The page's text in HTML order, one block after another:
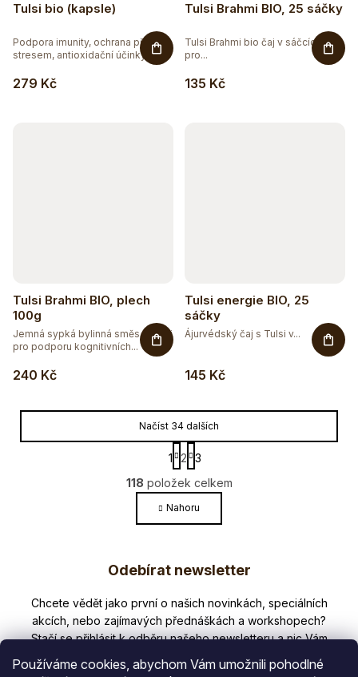
Používáme cookies, abychom Vám umožnili pohodlné
Tulsi bio (kapsle)
279 Kč
Podpora imunity, ochrana před
stresem, antioxidační účinky....
Tulsi Brahmi BIO, 25 sáčky
135 Kč
Tulsi Brahmi bio čaj v sáčcích –
pro...
Tulsi Brahmi BIO, plech
100g
240 Kč
Jemná sypká bylinná směs s Tulsi
pro podporu kognitivních...
Tulsi energie BIO, 25
sáčky
145 Kč
Ájurvédský čaj s Tulsi v...
O
v
l
á
a
c
í
p
r
k
Načíst 34 dalších
S
t
r
á
n
k
á
í
1 2
3
118 položek celkem
Nahoru
a
Odebírat newsletter
Nezmeškejte žádné novinky či slevy!